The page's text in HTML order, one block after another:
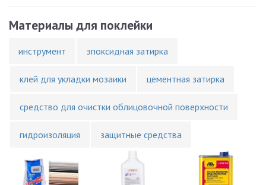
Материалы для поклейки
инструмент эпоксидная затирка
клей для укладки мозаики цементная затирка
средство для очистки облицовочной поверхности
гидроизоляция защитные средства